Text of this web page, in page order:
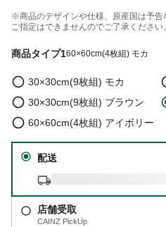
※商品のデザインや仕様、原産国は予告
ご指定はできませんのでご了承ください。
商品タイプ160×60cm(4枚組) モカ
30×30cm(9枚組) モカ
30×30cm(9枚組) ブラウン
60×60cm(4枚組) アイボリー
配送
店舗受取
CAINZ PickUp